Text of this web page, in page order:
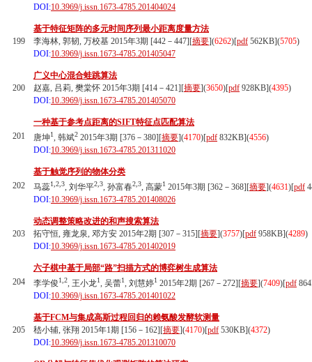
DOI:10.3969/j.issn.1673-4785.201404024
199
基于特征矩阵的多元时间序列最小距离度量方法
李海林, 郭韧, 万校基 2015年3期 [442－447][摘要](6262)[pdf 562KB](5705)
DOI:10.3969/j.issn.1673-4785.201405047
200
广义中心混合蛙跳算法
赵嘉, 吕莉, 樊棠怀 2015年3期 [414－421][摘要](3650)[pdf 928KB](4395)
DOI:10.3969/j.issn.1673-4785.201405070
201
一种基于参考点距离的SIFT特征点匹配算法
唐坤1, 韩斌2 2015年3期 [376－380][摘要](4170)[pdf 832KB](4556)
DOI:10.3969/j.issn.1673-4785.201311020
202
基于触觉序列的物体分类
马蕊1,2,3, 刘华平2,3, 孙富春2,3, 高蒙1 2015年3期 [362－368][摘要](4631)[pdf
DOI:10.3969/j.issn.1673-4785.201408026
203
动态调整策略改进的和声搜索算法
拓守恒, 雍龙泉, 邓方安 2015年2期 [307－315][摘要](3757)[pdf 958KB](4289)
DOI:10.3969/j.issn.1673-4785.201402019
204
六子棋中基于局部“路”扫描方式的博弈树生成算法
李学俊1,2, 王小龙1, 吴蕾1, 刘慧婷1 2015年2期 [267－272][摘要](7409)[pdf
DOI:10.3969/j.issn.1673-4785.201401022
205
基于FCM与集成高斯过程回归的赖氨酸发酵软测量
嵇小辅, 张翔 2015年1期 [156－162][摘要](4170)[pdf 530KB](4372)
DOI:10.3969/j.issn.1673-4785.201310070